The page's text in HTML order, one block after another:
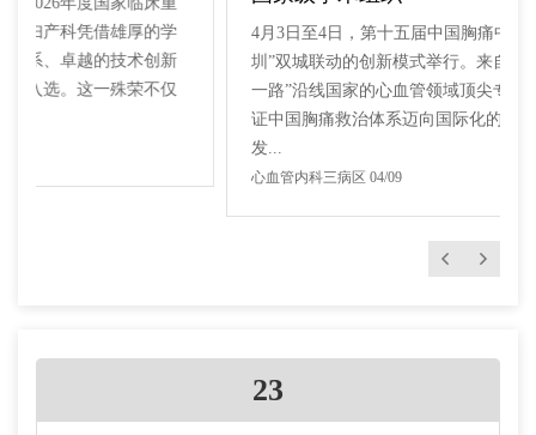
4月3日至4日，第十五届中国胸痛中心大会以“香港—深
圳”双城联动的创新模式举行。来自香港、内地及“一带
一路”沿线国家的心血管领域顶尖专家齐聚一堂，共同见
证中国胸痛救治体系迈向国际化的重要时刻。大会重磅
23